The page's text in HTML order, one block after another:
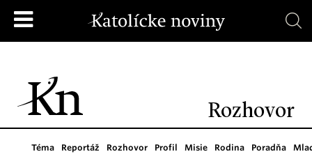
Rozhovor
Téma Reportáž Rozhovor Profil Misie Rodina Poradňa